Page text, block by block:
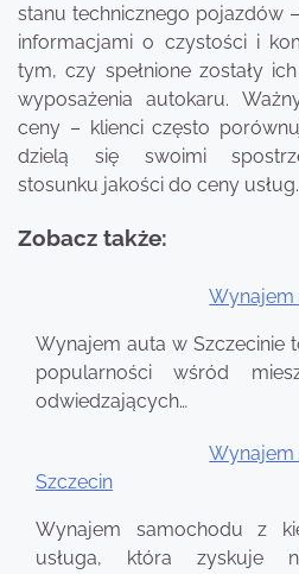
stanu technicznego pojazdów
informacjami o czystości i
tym, czy spełnione zostały
wyposażenia autokaru.
ceny – klienci często
dzielą się swoimi
stosunku jakości do ceny usług.
Zobacz także:
Wynajem
Wynajem auta w Szczecinie
popularności wśród
odwiedzających…
Wynajem
Szczecin
Wynajem samochodu z
usługa, która zyskuje
Nawigacja
wpisu